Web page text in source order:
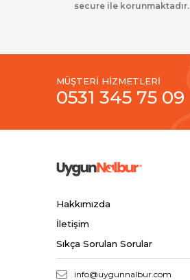
secure ile korunmaktadır.
MÜŞTERİ HİZMETLERİ
0531 345 75 09
Hakkımızda
İletişim
Sıkça Sorulan Sorular
info@uygunnalbur.com